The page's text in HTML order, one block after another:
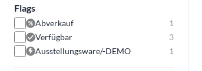
Flags
Abverkauf
1
Verfügbar
3
Ausstellungsware/-DEMO
1